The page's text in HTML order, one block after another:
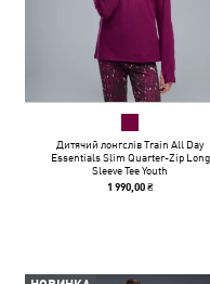
Дитячий лонгслів Train All Day
Essentials Slim Quarter-Zip Long
Sleeve Tee Youth
1 990,00 ₴